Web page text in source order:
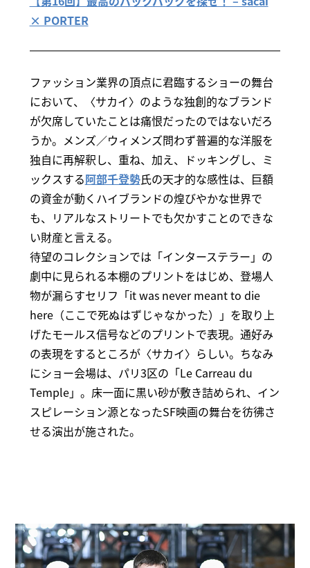
× PORTER
ファッション業界の頂点に君臨するショーの舞台
において、〈サカイ〉のような独創的なブランド
が欠席していたことは痛恨だったのではないだろ
うか。メンズ／ウィメンズ問わず普遍的な洋服を
独自に再解釈し、重ね、加え、ドッキングし、ミ
ックスする阿部千登勢氏の天才的な感性は、巨額
の資金が動くハイブランドの煌びやかな世界で
も、リアルなストリートでも欠かすことのできな
い財産と言える。
待望のコレクションでは「インターステラー」の
劇中に見られる本棚のプリントをはじめ、登場人
物が漏らすセリフ「it was never meant to die
here（ここで死ぬはずじゃなかった）」を取り上
げたモールス信号などのプリントで表現。通好み
の表現をするところが〈サカイ〉らしい。ちなみ
にショー会場は、パリ3区の「Le Carreau du
Temple」。床一面に黒い砂が敷き詰められ、イン
スピレーション源となったSF映画の舞台を彷彿さ
せる演出が施された。